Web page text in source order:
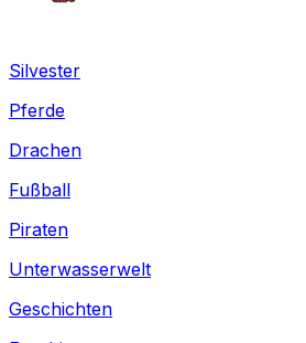
Silvester
Pferde
Drachen
Fußball
Piraten
Unterwasserwelt
Geschichten